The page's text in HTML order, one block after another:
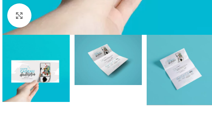
Cliquer pour agrandir